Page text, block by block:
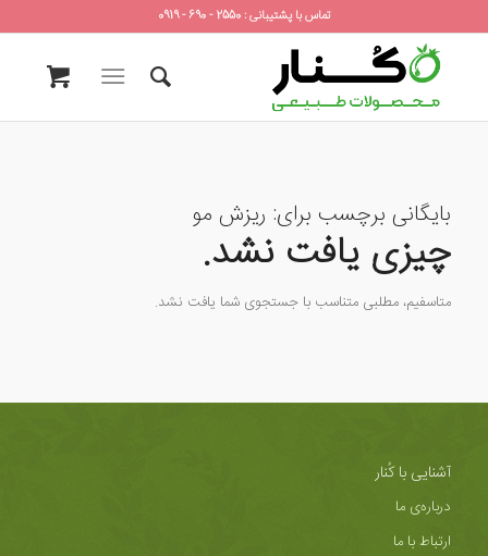
تماس با پشتیبانی : 2550 - 690 - 0919
بایگانی برچسب برای: ریزش مو
چیزی یافت نشد.
متاسفیم، مطلبی متناسب با جستجوی شما یافت نشد.
آشنایی با کُنار
درباره‌ی ما
ارتباط با ما